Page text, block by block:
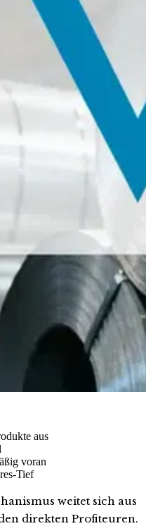
aus
voran
Tief
weitet sich aus
direkten Profiteuren.